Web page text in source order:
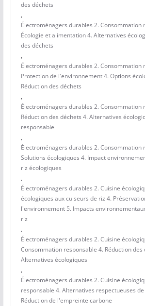
des déchets
,
Électroménagers durables 2. Consommation
Écologie et alimentation 4. Alternatives
des déchets
,
Électroménagers durables 2. Consommation
Protection de l'environnement 4. Options
Réduction des déchets
,
Électroménagers durables 2. Consommation
Réduction des déchets 4. Alternatives
responsable
,
Électroménagers durables 2. Consommation
Solutions écologiques 4. Impact
riz écologiques
,
Électroménagers durables 2. Cuisine
écologiques aux cuiseurs de riz 4.
l'environnement 5. Impacts
riz
,
Électroménagers durables 2. Cuisine
Consommation responsable 4. Réduction des
Alternatives écologiques
,
Électroménagers durables 2. Cuisine
responsable 4. Alternatives respectueuses
Réduction de l'empreinte carbone